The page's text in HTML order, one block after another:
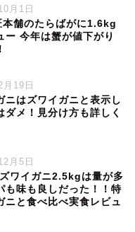
月1日
舗のたらばがに1.6kg
ー 今年は蟹が値下がり
19日
ニはズワイガニと表示し
ダメ！見分け方も詳しく
月5日
ワイガニ2.5kgは量が多
も味も良しだった！！特
ニと食べ比べ実食レビュ